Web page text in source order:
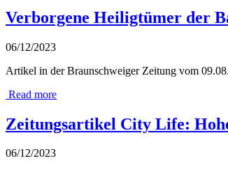
Verborgene Heiligtümer der
06/12/2023
Artikel in der Braunschweiger Zeitung vom
Read more
Zeitungsartikel City Life:
06/12/2023